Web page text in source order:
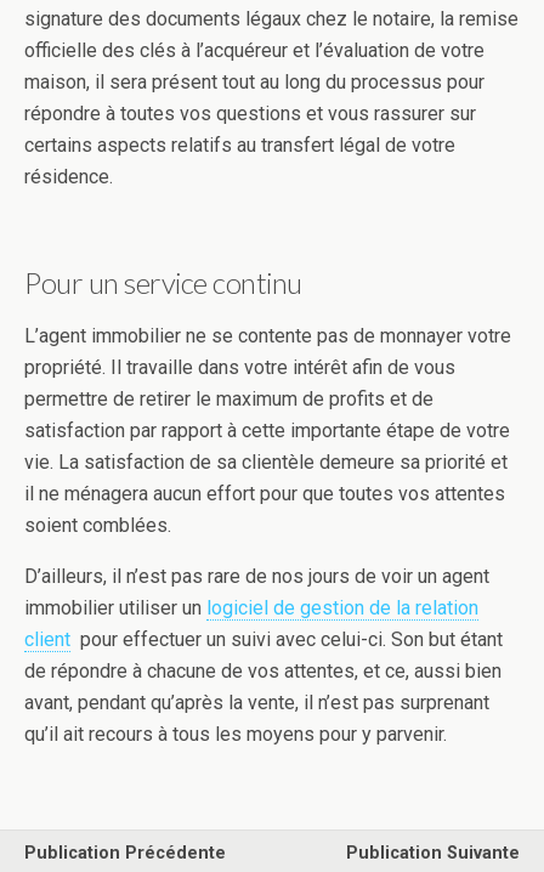
signature des documents légaux chez le notaire, la remise
officielle des clés à l’acquéreur et l’évaluation de votre
maison, il sera présent tout au long du processus pour
répondre à toutes vos questions et vous rassurer sur
certains aspects relatifs au transfert légal de votre
résidence.
Pour un service continu
L’agent immobilier ne se contente pas de monnayer votre
propriété. Il travaille dans votre intérêt afin de vous
permettre de retirer le maximum de profits et de
satisfaction par rapport à cette importante étape de votre
vie. La satisfaction de sa clientèle demeure sa priorité et
il ne ménagera aucun effort pour que toutes vos attentes
soient comblées.
D’ailleurs, il n’est pas rare de nos jours de voir un agent
immobilier utiliser un logiciel de gestion de la relation
client pour effectuer un suivi avec celui-ci. Son but étant
de répondre à chacune de vos attentes, et ce, aussi bien
avant, pendant qu’après la vente, il n’est pas surprenant
qu’il ait recours à tous les moyens pour y parvenir.
Publication Précédente
Publication Suivante